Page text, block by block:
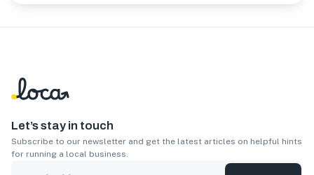
Let’s stay in touch
Subscribe to our newsletter and get the latest articles on helpful hints
for running a local business.